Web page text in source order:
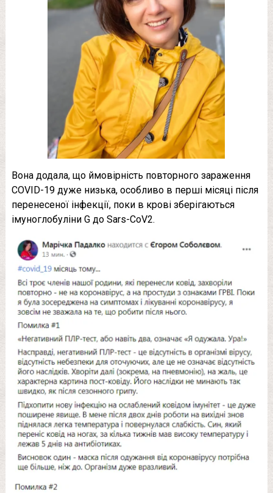
Вона додала, що ймовірність повторного зараження
COVID-19 дуже низька, особливо в перші місяці після
перенесеної інфекції, поки в крові зберігаються
імуноглобуліни G до Sars-CoV2.